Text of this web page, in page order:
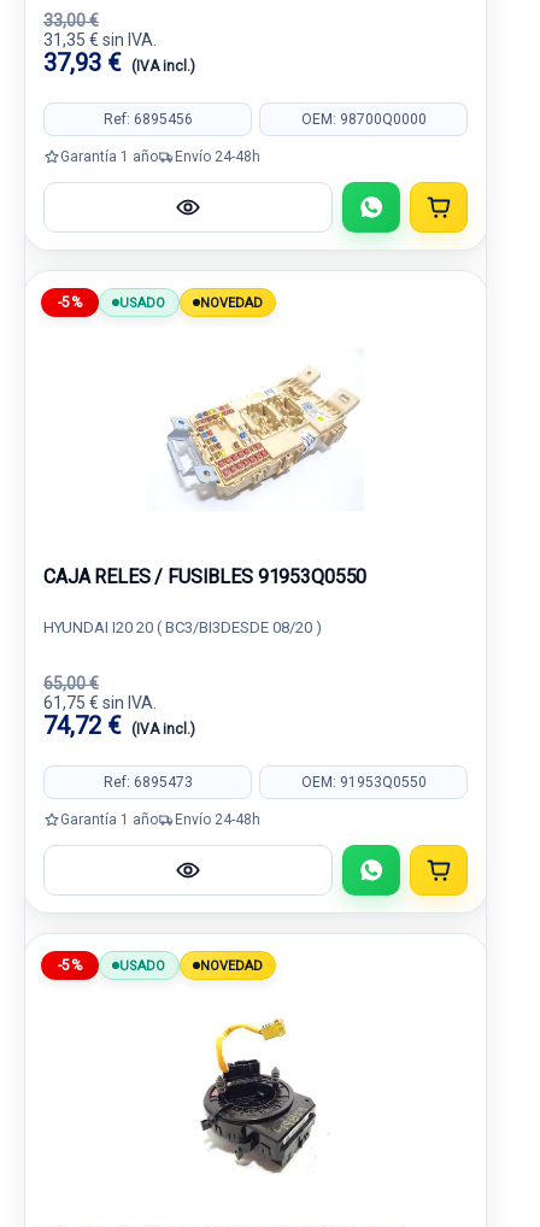
33,00 €
31,35 € sin IVA.
37,93 € (IVA incl.)
Ref: 6895456 OEM: 98700Q0000
Garantía 1 año Envío 24-48h
-5% USADO NOVEDAD
CAJA RELES / FUSIBLES 91953Q0550
HYUNDAI I20 20 ( BC3/BI3DESDE 08/20 )
65,00 €
61,75 € sin IVA.
74,72 € (IVA incl.)
Ref: 6895473 OEM: 91953Q0550
Garantía 1 año Envío 24-48h
-5% USADO NOVEDAD